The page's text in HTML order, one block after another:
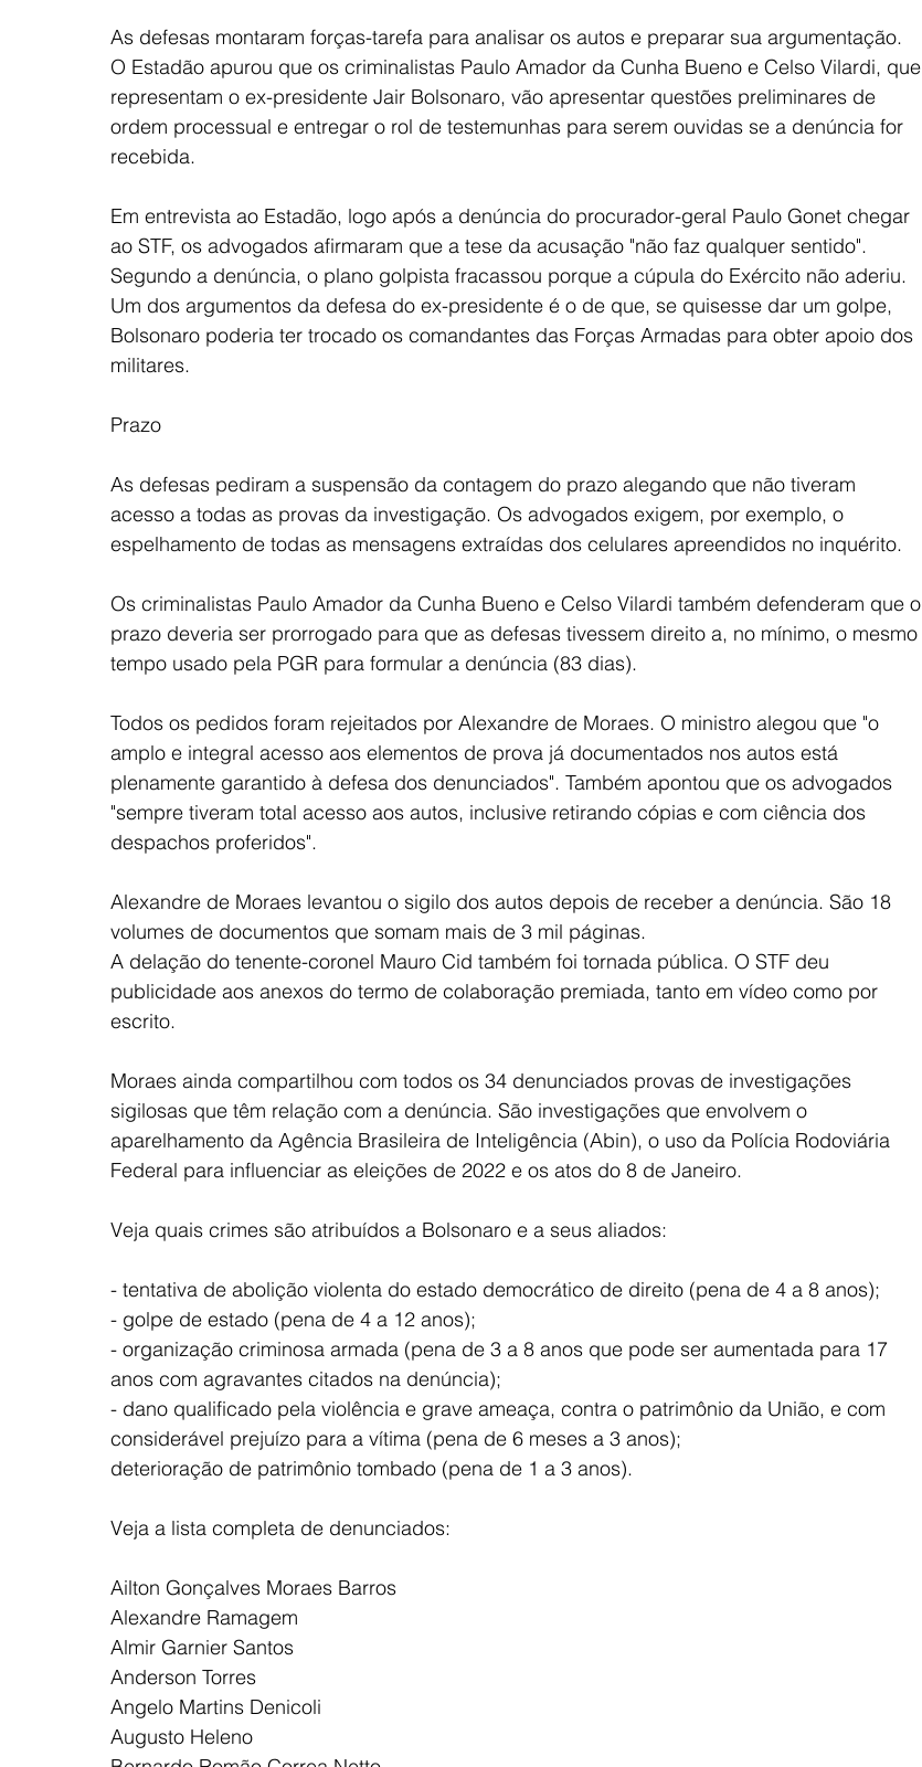
As defesas montaram forças-tarefa para analisar os autos e preparar sua argumentação.
O Estadão apurou que os criminalistas Paulo Amador da Cunha Bueno e Celso Vilardi, que
representam o ex-presidente Jair Bolsonaro, vão apresentar questões preliminares de
ordem processual e entregar o rol de testemunhas para serem ouvidas se a denúncia for
recebida.
Em entrevista ao Estadão, logo após a denúncia do procurador-geral Paulo Gonet chegar
ao STF, os advogados afirmaram que a tese da acusação "não faz qualquer sentido".
Segundo a denúncia, o plano golpista fracassou porque a cúpula do Exército não aderiu.
Um dos argumentos da defesa do ex-presidente é o de que, se quisesse dar um golpe,
Bolsonaro poderia ter trocado os comandantes das Forças Armadas para obter apoio dos
militares.
Prazo
As defesas pediram a suspensão da contagem do prazo alegando que não tiveram
acesso a todas as provas da investigação. Os advogados exigem, por exemplo, o
espelhamento de todas as mensagens extraídas dos celulares apreendidos no inquérito.
Os criminalistas Paulo Amador da Cunha Bueno e Celso Vilardi também defenderam que o
prazo deveria ser prorrogado para que as defesas tivessem direito a, no mínimo, o mesmo
tempo usado pela PGR para formular a denúncia (83 dias).
Todos os pedidos foram rejeitados por Alexandre de Moraes. O ministro alegou que "o
amplo e integral acesso aos elementos de prova já documentados nos autos está
plenamente garantido à defesa dos denunciados". Também apontou que os advogados
"sempre tiveram total acesso aos autos, inclusive retirando cópias e com ciência dos
despachos proferidos".
Alexandre de Moraes levantou o sigilo dos autos depois de receber a denúncia. São 18
volumes de documentos que somam mais de 3 mil páginas.
A delação do tenente-coronel Mauro Cid também foi tornada pública. O STF deu
publicidade aos anexos do termo de colaboração premiada, tanto em vídeo como por
escrito.
Moraes ainda compartilhou com todos os 34 denunciados provas de investigações
sigilosas que têm relação com a denúncia. São investigações que envolvem o
aparelhamento da Agência Brasileira de Inteligência (Abin), o uso da Polícia Rodoviária
Federal para influenciar as eleições de 2022 e os atos do 8 de Janeiro.
Veja quais crimes são atribuídos a Bolsonaro e a seus aliados:
- tentativa de abolição violenta do estado democrático de direito (pena de 4 a 8 anos);
- golpe de estado (pena de 4 a 12 anos);
- organização criminosa armada (pena de 3 a 8 anos que pode ser aumentada para 17
anos com agravantes citados na denúncia);
- dano qualificado pela violência e grave ameaça, contra o patrimônio da União, e com
considerável prejuízo para a vítima (pena de 6 meses a 3 anos);
deterioração de patrimônio tombado (pena de 1 a 3 anos).
Veja a lista completa de denunciados:
Ailton Gonçalves Moraes Barros
Alexandre Ramagem
Almir Garnier Santos
Anderson Torres
Angelo Martins Denicoli
Augusto Heleno